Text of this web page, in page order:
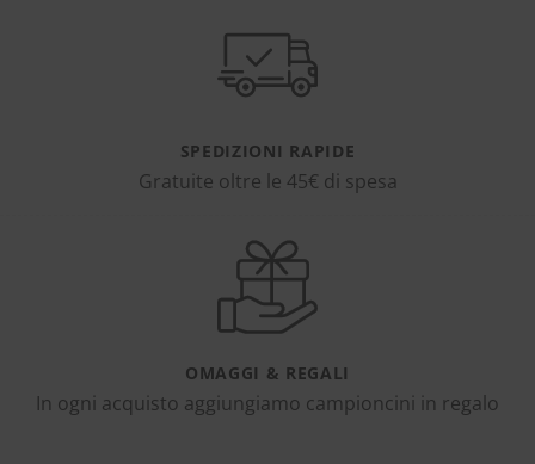
SPEDIZIONI RAPIDE
Gratuite oltre le 45€ di spesa
OMAGGI & REGALI
In ogni acquisto aggiungiamo campioncini in regalo